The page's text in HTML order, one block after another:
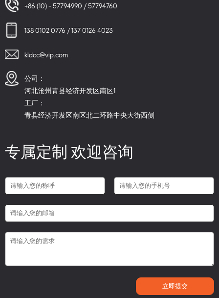
+86 (10) - 57794990 / 57794760
138 0102 0776 / 137 0126 4023
kldcc@vip.com
公司：
河北沧州青县经济开发区南区1
工厂：
青县经济开发区南区北二环路中央大街西侧
专属定制 欢迎咨询